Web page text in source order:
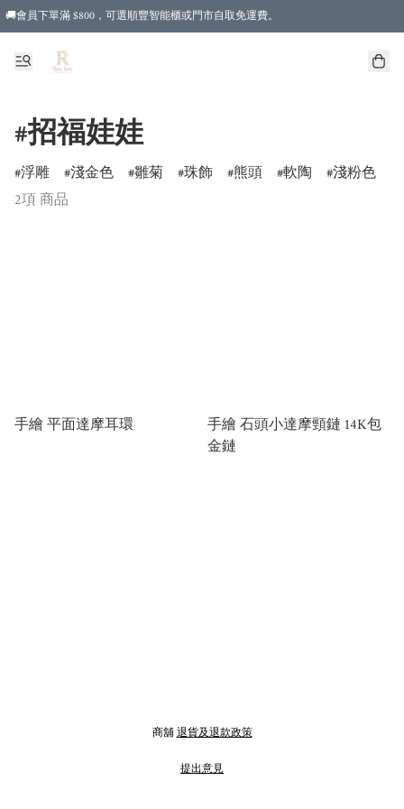
🚚會員下單滿 $800，可選順豐智能櫃或門市自取免運費。
#招福娃娃
浮雕 淺金色 雛菊 珠飾 熊頭 軟陶 淺粉色
2項 商品
手繪 平面達摩耳環
手繪 石頭小達摩頸鏈 14K包
金鏈
商舖 退貨及退款政策
提出意見